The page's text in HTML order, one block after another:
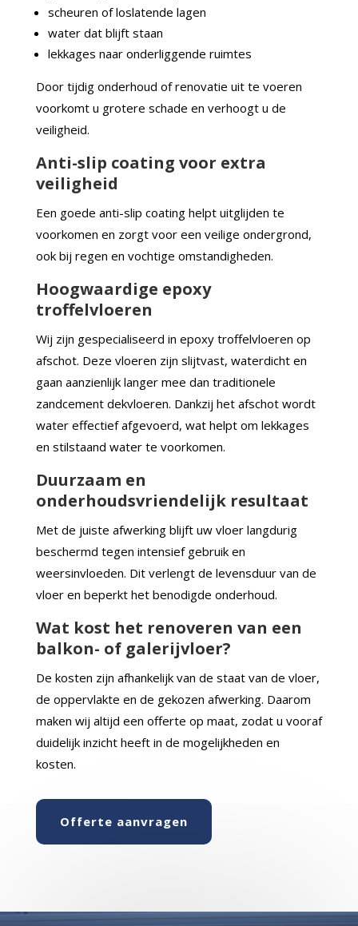
scheuren of loslatende lagen
water dat blijft staan
lekkages naar onderliggende ruimtes
Door tijdig onderhoud of renovatie uit te voeren
voorkomt u grotere schade en verhoogt u de
veiligheid.
Anti-slip coating voor extra
veiligheid
Een goede anti-slip coating helpt uitglijden te
voorkomen en zorgt voor een veilige ondergrond,
ook bij regen en vochtige omstandigheden.
Hoogwaardige epoxy
troffelvloeren
Wij zijn gespecialiseerd in epoxy troffelvloeren op
afschot. Deze vloeren zijn slijtvast, waterdicht en
gaan aanzienlijk langer mee dan traditionele
zandcement dekvloeren. Dankzij het afschot wordt
water effectief afgevoerd, wat helpt om lekkages
en stilstaand water te voorkomen.
Duurzaam en
onderhoudsvriendelijk resultaat
Met de juiste afwerking blijft uw vloer langdurig
beschermd tegen intensief gebruik en
weersinvloeden. Dit verlengt de levensduur van de
vloer en beperkt het benodigde onderhoud.
Wat kost het renoveren van een
balkon- of galerijvloer?
De kosten zijn afhankelijk van de staat van de vloer,
de oppervlakte en de gekozen afwerking. Daarom
maken wij altijd een offerte op maat, zodat u vooraf
duidelijk inzicht heeft in de mogelijkheden en
kosten.
Offerte aanvragen